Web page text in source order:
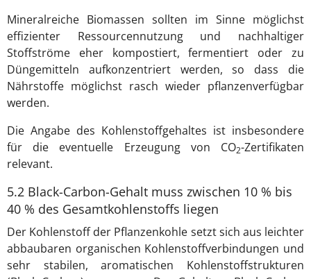
Mineralreiche Biomassen sollten im Sinne möglichst
effizienter Ressourcennutzung und nachhaltiger
Stoffströme eher kompostiert, fermentiert oder zu
Düngemitteln aufkonzentriert werden, so dass die
Nährstoffe möglichst rasch wieder pflanzenverfügbar
werden.
Die Angabe des Kohlenstoffgehaltes ist insbesondere
für die eventuelle Erzeugung von CO2-Zertifikaten
relevant.
5.2 Black-Carbon-Gehalt muss zwischen 10 % bis
40 % des Gesamtkohlenstoffs liegen
Der Kohlenstoff der Pflanzenkohle setzt sich aus leichter
abbaubaren organischen Kohlenstoffverbindungen und
sehr stabilen, aromatischen Kohlenstoffstrukturen